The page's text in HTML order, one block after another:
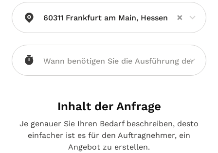
60311 Frankfurt am Main, Hessen ×
Inhalt der Anfrage
Je genauer Sie Ihren Bedarf beschreiben, desto
einfacher ist es für den Auftragnehmer, ein
Angebot zu erstellen.